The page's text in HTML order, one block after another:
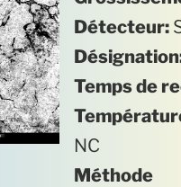
Détecteur:
Temps de
NC
Méthode